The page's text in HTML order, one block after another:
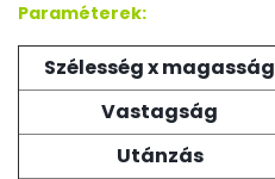
Paraméterek:
Szélesség x magasság
Vastagság
Utánzás